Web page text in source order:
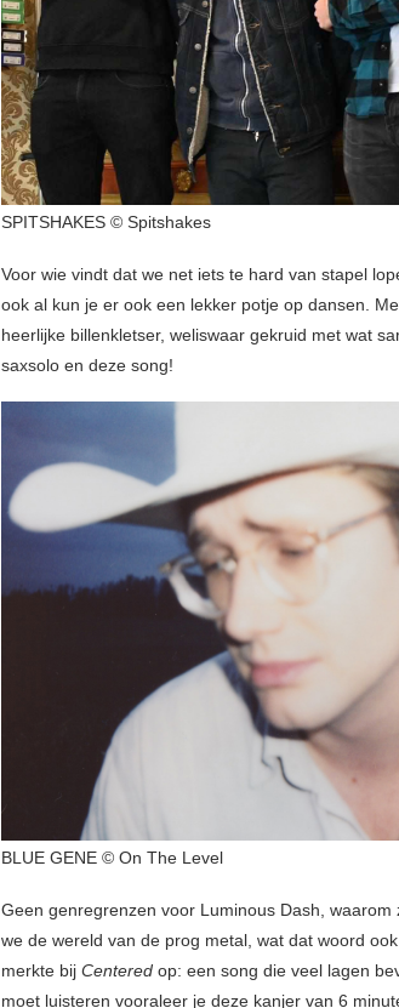
SPITSHAKES © Spitshakes
Voor wie vindt dat we net iets te hard van stapel
ook al kun je er ook een lekker potje op dansen.
heerlijke billenkletser, weliswaar gekruid met wat
saxsolo en deze song!
BLUE GENE © On The Level
Geen genregrenzen voor Luminous Dash, waarom
we de wereld van de prog metal, wat dat woord
merkte bij Centered op: een song die veel lagen
moet luisteren vooraleer je deze kanjer van 6